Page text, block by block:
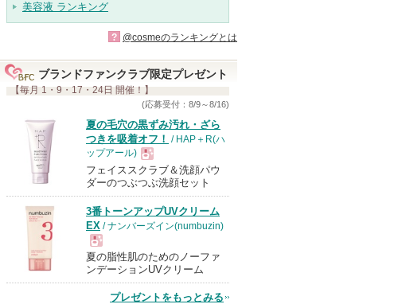
美容液 ランキング
? @cosmeのランキングとは
ブランドファンクラブ限定プレゼント
【毎月 1・9・17・24日 開催！】
(応募受付：8/9～8/16)
夏の毛穴の黒ずみ汚れ・ざら
つきを吸着オフ！ / HAP＋R(ハ
ップアール)
現
品
フェイススクラブ＆洗顔パウ
ダーのつぶつぶ洗顔セット
3番トーンアップUVクリーム
EX / ナンバーズイン(numbuzin)
現
夏の脂性肌のためのノーファ
ンデーションUVクリーム
プレゼントをもっとみる